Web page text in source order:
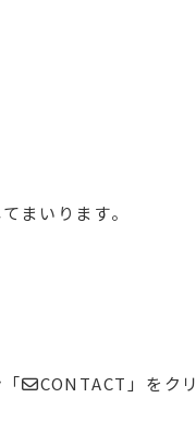
まいります。
✉CONTACT」をクリ